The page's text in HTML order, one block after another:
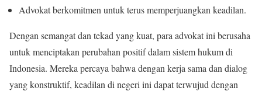
Advokat berkomitmen untuk terus memperjuangkan keadilan.
Dengan semangat dan tekad yang kuat, para advokat ini berusaha
untuk menciptakan perubahan positif dalam sistem hukum di
Indonesia. Mereka percaya bahwa dengan kerja sama dan dialog
yang konstruktif, keadilan di negeri ini dapat terwujud dengan